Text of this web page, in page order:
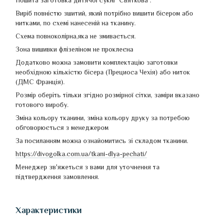
Виріб повністю зшитий, який потрібно вишити бісером або
нитками, по схемі нанесеній на тканину.
Схема повноколірна,яка не змивається.
Зона вишивки флізеліном не проклеєна
Додатково можна замовити комплектацію заготовки
необхідною кількістю бісера (Прециоса Чехія) або ниток
(ДМС Франція).
Розмір оберіть тільки згідно розмірної сітки, заміри вказано
готового виробу.
Зміна кольору тканини, зміна кольору друку за потребою
обговорюється з менеджером
За посиланням можна ознайомитись зі складом тканини.
https://divogolka.com.ua/tkani-dlya-pechati/
Менеджер зв'яжеться з вами для уточнення та
підтвердження замовлення.
Характеристики